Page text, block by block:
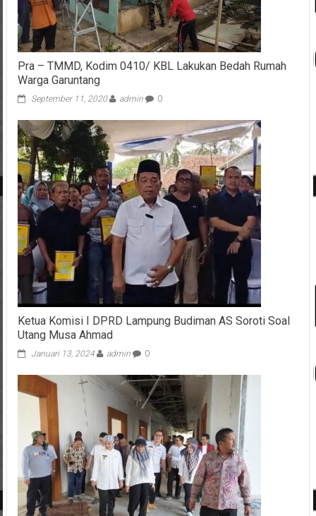
Pra – TMMD, Kodim 0410/ KBL Lakukan Bedah Rumah
Warga Garuntang
September 11, 2020 admin 0
Ketua Komisi I DPRD Lampung Budiman AS Soroti Soal
Utang Musa Ahmad
Januari 13, 2024 admin 0